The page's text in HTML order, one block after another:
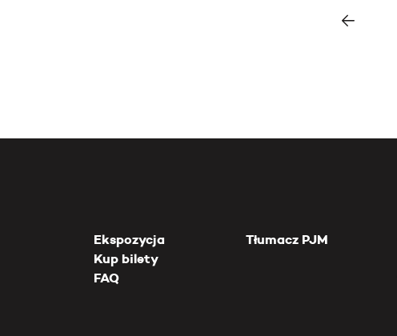
Ekspozycja
Kup bilety
FAQ
Tłumacz PJM